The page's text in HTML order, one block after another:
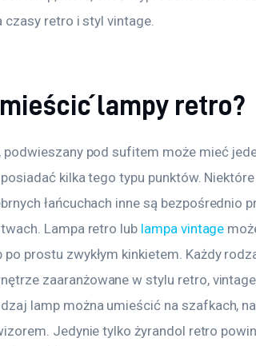
czasy retro i styl vintage.
lampy retro?
pod sufitem może mieć
kilka tego typu punktów.
łańcuchach inne są bezpośrednio
Lampa retro lub lampa vintage
po prostu zwykłym kinkietem. Każdy
zaaranżowane w stylu retro,
lamp można umieścić na szafkach,
Jedynie tylko żyrandol retro